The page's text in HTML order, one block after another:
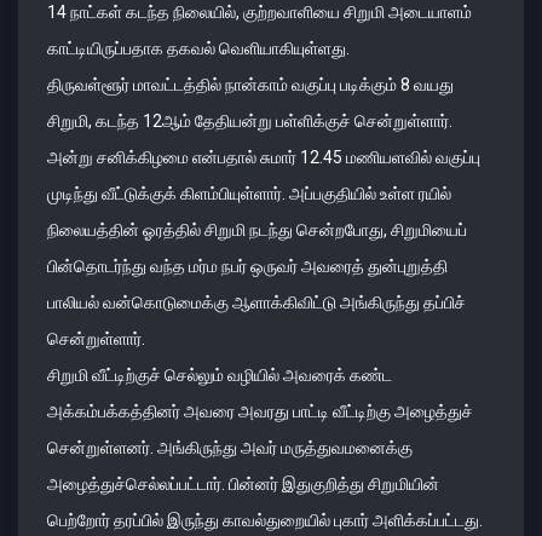
14 நாட்கள் கடந்த நிலையில், குற்றவாளியை சிறுமி அடையாளம்
காட்டியிருப்பதாக தகவல் வெளியாகியுள்ளது.
திருவள்ளூர் மாவட்டத்தில் நான்காம் வகுப்பு படிக்கும் 8 வயது
சிறுமி, கடந்த 12ஆம் தேதியன்று பள்ளிக்குச் சென்றுள்ளார்.
அன்று சனிக்கிழமை என்பதால் சுமார் 12.45 மணியளவில் வகுப்பு
முடிந்து வீட்டுக்குக் கிளம்பியுள்ளார். அப்பகுதியில் உள்ள ரயில்
நிலையத்தின் ஓரத்தில் சிறுமி நடந்து சென்றபோது, சிறுமியைப்
பின்தொடர்ந்து வந்த மர்ம நபர் ஒருவர் அவரைத் துன்புறுத்தி
பாலியல் வன்கொடுமைக்கு ஆளாக்கிவிட்டு அங்கிருந்து தப்பிச்
சென்றுள்ளார்.
சிறுமி வீட்டிற்குச் செல்லும் வழியில் அவரைக் கண்ட
அக்கம்பக்கத்தினர் அவரை அவரது பாட்டி வீட்டிற்கு அழைத்துச்
சென்றுள்ளனர். அங்கிருந்து அவர் மருத்துவமனைக்கு
அழைத்துச்செல்லப்பட்டார். பின்னர் இதுகுறித்து சிறுமியின்
பெற்றோர் தரப்பில் இருந்து காவல்துறையில் புகார் அளிக்கப்பட்டது.